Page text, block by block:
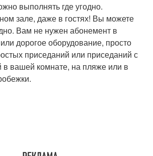
выполнять где угодно.
зале, даже в гостях! Вы можете
Вам не нужен абонемент в
дорогое оборудование, просто
приседаний или приседаний с
в вашей комнате, на пляже или в